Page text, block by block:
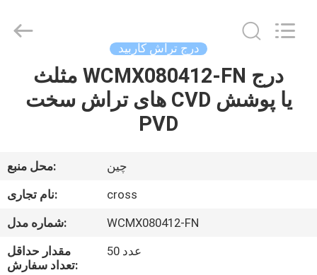
خانه
دربارهی
ما
کارخانه
تور
کننده.
Copyright
cnccarbideinserts.com.
درج تراش کاربید
مثلث WCMX080412-FN درج
های تراش سخت CVD یا پوشش
PVD
محل منبع:
چین
نام تجاری:
cross
شماره مدل:
WCMX080412-FN
مقدار حداقل
تعداد سفارش:
50 عدد